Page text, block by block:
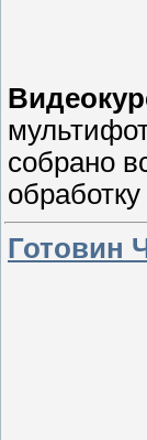
собрано
Готовин